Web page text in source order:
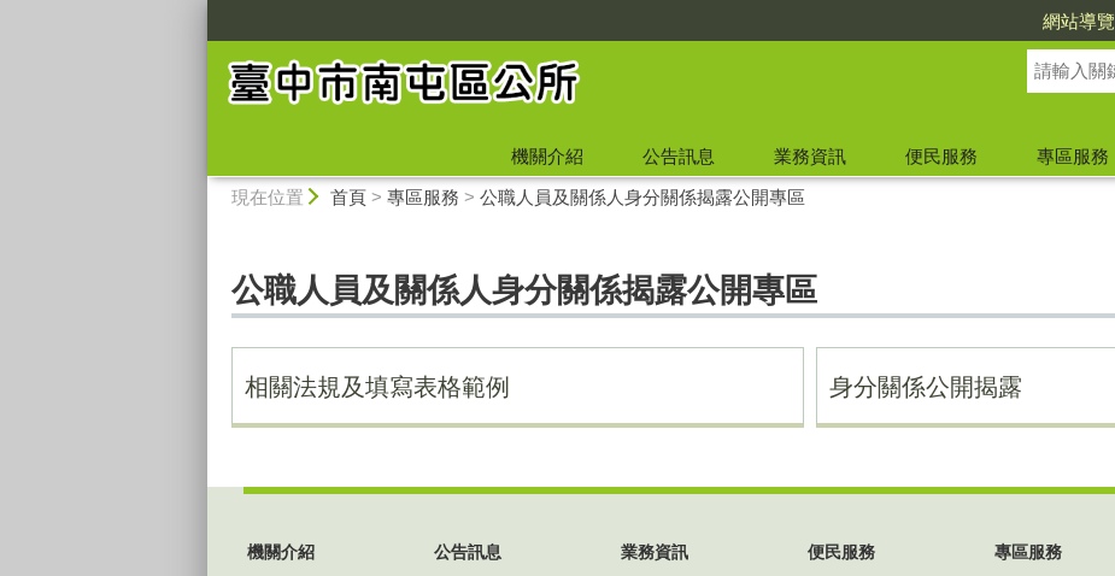
網站導覽
機關介紹 公告訊息 業務資訊 便民服務
專區服務
現在位置 首頁> 專區服務 > 公職人員及關係人身分關係揭露公開專區
公職人員及關係人身分關係揭露公開專區
相關法規及填寫表格範例 身分關係公開揭露
機關介紹 公告訊息 業務資訊 便民服務 專區服務